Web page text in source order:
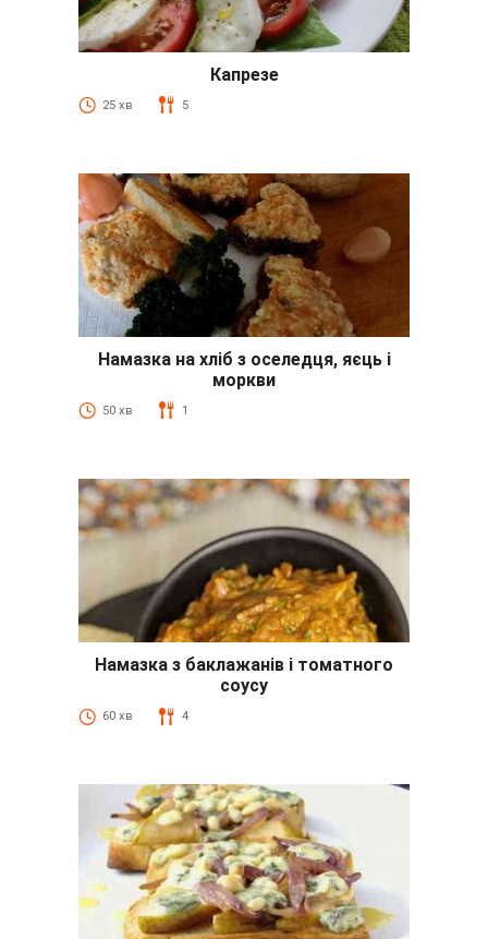
Капрезе
25 хв 5
Намазка на хліб з оселедця, яєць і
моркви
50 хв 1
Намазка з баклажанів і томатного
соусу
60 хв 4